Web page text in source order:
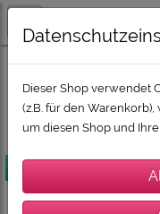
LAUTSPRECHER /
ELAC Lautsprecher
Dieser Shop verwendet
(z.B. für den
um diesen Shop und